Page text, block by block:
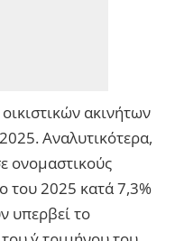
ακινήτων
Αναλυτικότερα,
ονομαστικούς
του 2025 κατά 7,3%
υπερβεί το